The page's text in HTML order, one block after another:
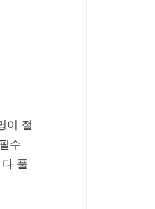
이 절
수
풀